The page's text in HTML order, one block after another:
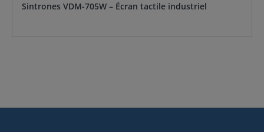
Sintrones VDM-705W – Écran tactile industriel